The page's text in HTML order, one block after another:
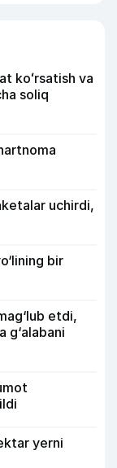
koʻrsatish va
soliq
uchirdi,
bir
etdi,
g‘alabani
yerni